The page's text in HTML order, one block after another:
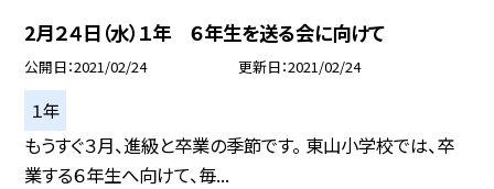
2月２４日（水）１年 ６年生を送る会に向けて
公開日 2021/02/24 更新日 2021/02/24
１年
もうすぐ３月、進級と卒業の季節です。 東山小学校では、卒
業する６年生へ向けて、毎...